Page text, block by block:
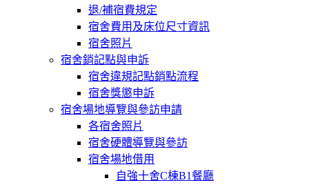
退/補宿費規定
宿舍費用及床位尺寸資訊
宿舍照片
宿舍銷記點與申訴
宿舍違規記點銷點流程
宿舍獎懲申訴
宿舍場地導覽與參訪申請
各宿舍照片
宿舍硬體導覽與參訪
宿舍場地借用
自強十舍C棟B1餐廳